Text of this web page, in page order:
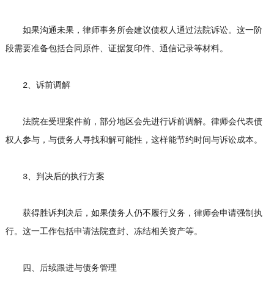
如果沟通未果，律师事务所会建议债权人通过法院诉讼。这一阶
段需要准备包括合同原件、证据复印件、通信记录等材料。
2、诉前调解
法院在受理案件前，部分地区会先进行诉前调解。律师会代表债
权人参与，与债务人寻找和解可能性，这样能节约时间与诉讼成本。
3、判决后的执行方案
获得胜诉判决后，如果债务人仍不履行义务，律师会申请强制执
行。这一工作包括申请法院查封、冻结相关资产等。
四、后续跟进与债务管理